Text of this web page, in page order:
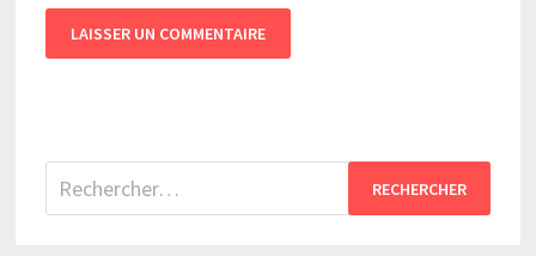
Rechercher :